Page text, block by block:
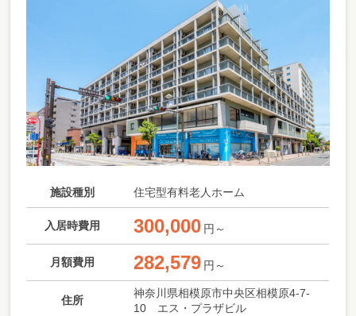
施設種別 住宅型有料老人ホーム
入居時費用 300,000 円～
月額費用 282,579 円～
住所
神奈川県相模原市中央区相模原4-7-
10 エス・プラザビル